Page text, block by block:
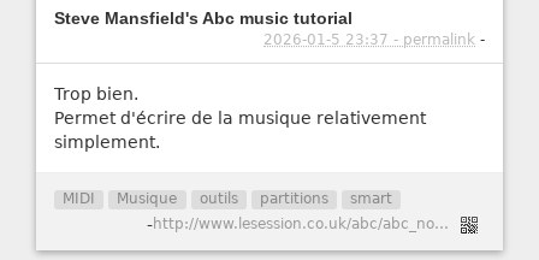
Steve Mansfield's Abc music tutorial
2026-01-5 23:37 - permalink -
Trop bien.
Permet d'écrire de la musique relativement
simplement.
MIDI Musique outils partitions smart
- http://www.lesession.co.uk/abc/abc_notation.htm